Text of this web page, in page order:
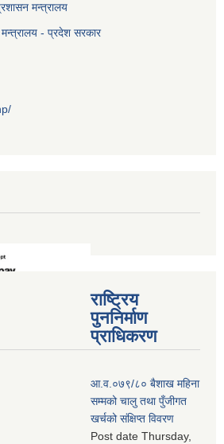
मन्त्रालय
मन्त्रालय - प्रदेश सरकार
राष्ट्रिय
पुननिर्माण
प्राधिकरण
आ.व.०७९/८० बैशाख महिना
सम्मको चालु तथा पुँजीगत
खर्चको संक्षिप्त विवरण
Post date Thursday,